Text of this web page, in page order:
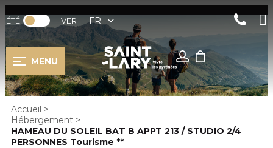
ÉTÉ HIVER FR
MENU
Accueil >
Hébergement >
HAMEAU DU SOLEIL BAT B APPT 213 / STUDIO 2/4
PERSONNES Tourisme **